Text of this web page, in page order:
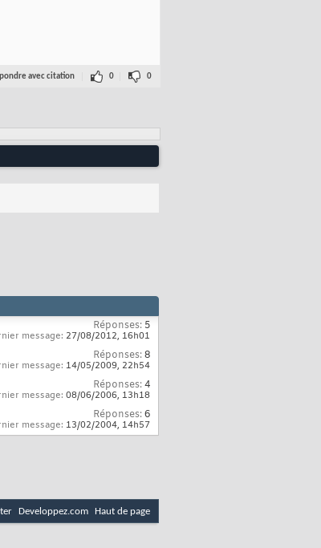
avec citation 0 0
Réponses: 5
message: 27/08/2012, 16h01
Réponses:8
message: 14/05/2009, 22h54
Réponses:4
message: 08/06/2006, 13h18
Réponses:6
message: 13/02/2004, 14h57
Developpez.com Haut de page